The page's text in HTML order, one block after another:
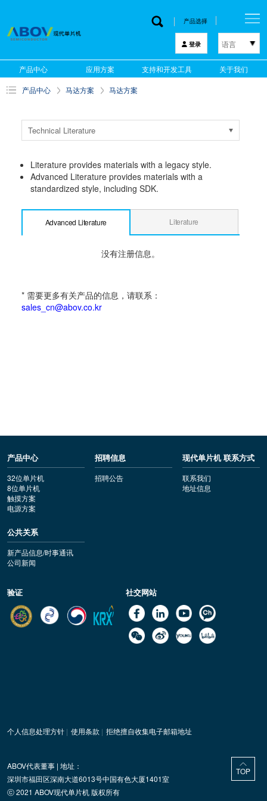
产品选择
登录 语言
한국어
English
产品中心 应用方案 支持和开发工具 关于我们
产品中心 马达方案 马达方案
Technical Literature
Literature provides materials with a legacy style.
Advanced Literature provides materials with a
standardized style, including SDK.
Advanced Literature Literature
没有注册信息。
* 需要更多有关产品的信息，请联系：
sales_cn@abov.co.kr
TOP
产品中心
32位单片机
8位单片机
触摸方案
电源方案
招聘信息
招聘公告
现代单片机 联系方式
联系我们
地址信息
公共关系
新产品信息/时事通讯
公司新闻
验证 社交网站
个人信息处理方针| 使用条款 | 拒绝擅自收集电子邮箱地址
ABOV代表董事 | 地址：
深圳市福田区深南大道6013号中国有色大厦1401室
ⓒ 2021 ABOV现代单片机 版权所有